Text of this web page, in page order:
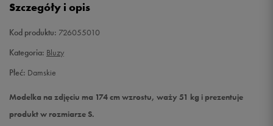
Szczegóły i opis
Kod produktu: 726055010
Kategoria: Bluzy
Płeć: Damskie
Modelka na zdjęciu ma 174 cm wzrostu, waży 51 kg i prezentuje
produkt w rozmiarze S.